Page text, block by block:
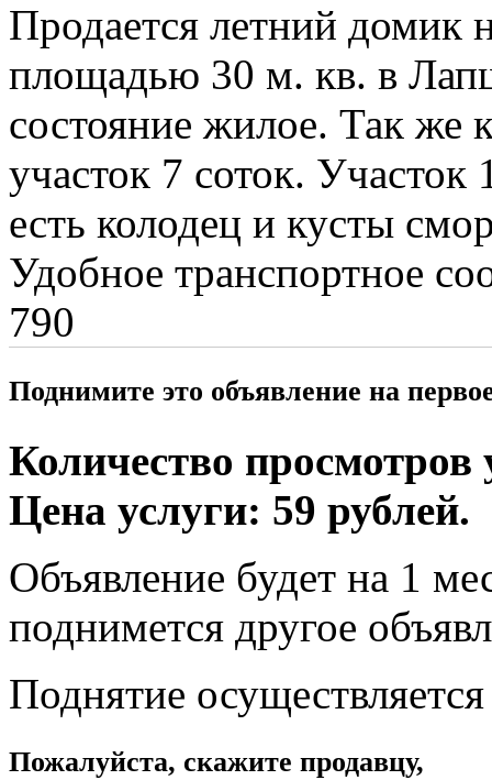
Продается летний домик
площадью 30 м. кв. в
состояние жилое. Так же
участок 7 соток. Участок
есть колодец и кусты
Удобное транспортное
790
Поднимите это объявление на
Количество просмотров
Цена услуги: 59 рублей.
Объявление будет на 1
поднимется другое
Поднятие
Пожалуйста, скажите продавцу,